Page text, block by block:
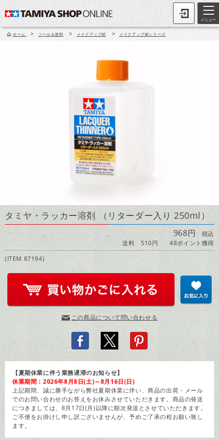
メニュー
ホーム > ツール＆塗料 > メイクアップ材 > メイクアップ材シリーズ
タミヤ・ラッカー溶剤 （リターダー入り 250ml）
968円 税込
送料 510円
48ポイント獲得
(ITEM 87194)
この商品について問い合わせる
【夏期休業に伴う業務遅滞のお知らせ】
休業期間：2026年8月8日(土)～8月16日(日)
上記期間、誠に勝手ながら弊社夏期休業に伴い、商品の出荷・メール
でのお問い合わせのお答えをお休みさせていただきます。商品の発送
につきましては、8月17日(月)以降に順次発送とさせていただきます。
ご不便をお掛けし申し訳ございませんが、予めご了承の程お願い致し
ます。